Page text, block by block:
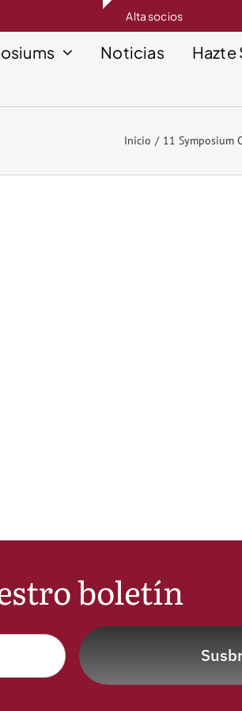
Alta socios
Noticias Hazte
Inicio 11 Symposium
boletín